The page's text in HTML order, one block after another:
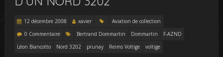
12 décembre 2008 xavier
Aviation de collection
0 Commentaire
Bertrand Dommartin Dommartin
F-AZND
Léon Biancotto
Nord 3202 prunay Reims Voltige voltige